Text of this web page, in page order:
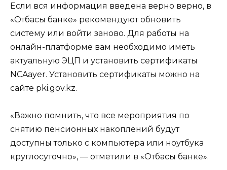
Если вся информация введена верно верно, в
«Отбасы банке» рекомендуют обновить
систему или войти заново. Для работы на
онлайн-платформе вам необходимо иметь
актуальную ЭЦП и установить сертификаты
NCAayer. Установить сертификаты можно на
сайте pki.gov.kz.
«Важно помнить, что все мероприятия по
снятию пенсионных накоплений будут
доступны только с компьютера или ноутбука
круглосуточно», — отметили в «Отбасы банке».